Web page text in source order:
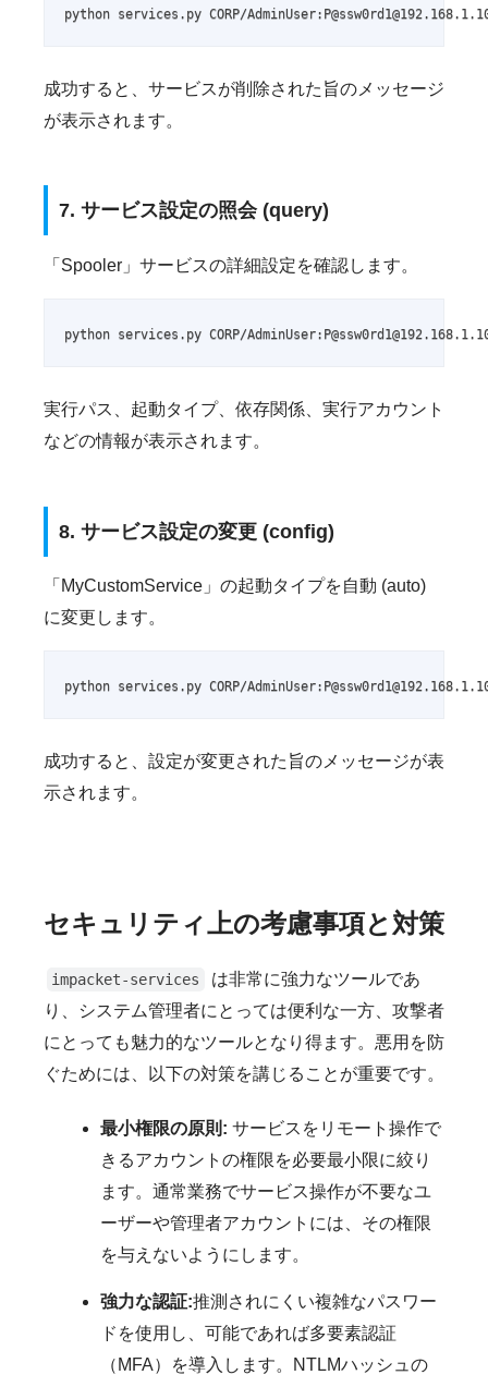
python services.py CORP/
成功すると、サービスが削除された旨のメッセージ
が表示されます。
7. サービス設定の照会 (query)
「Spooler」サービスの詳細設定を確認します。
python services.py CORP/
実行パス、起動タイプ、依存関係、実行アカウント
などの情報が表示されます。
8. サービス設定の変更 (config)
「MyCustomService」の起動タイプを自動 (auto)
に変更します。
python services.py CORP/
成功すると、設定が変更された旨のメッセージが表
示されます。
セキュリティ上の考慮事項と対策
impacket-services
は非常に強力なツールであ
り、システム管理者にとっては便利な一方、攻撃者
にとっても魅力的なツールとなり得ます。悪用を防
ぐためには、以下の対策を講じることが重要です。
最小権限の原則: サービスをリモート操作で
きるアカウントの権限を必要最小限に絞り
ます。通常業務でサービス操作が不要なユ
ーザーや管理者アカウントには、その権限
を与えないようにします。
強力な認証:推測されにくい複雑なパスワー
ドを使用し、可能であれば多要素認証
（MFA）を導入します。NTLMハッシュの